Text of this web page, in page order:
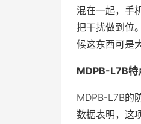
混在一起，手
把干扰做到位
候这东西可是
MDPB-L7B特
MDPB-L7B的
数据表明，这